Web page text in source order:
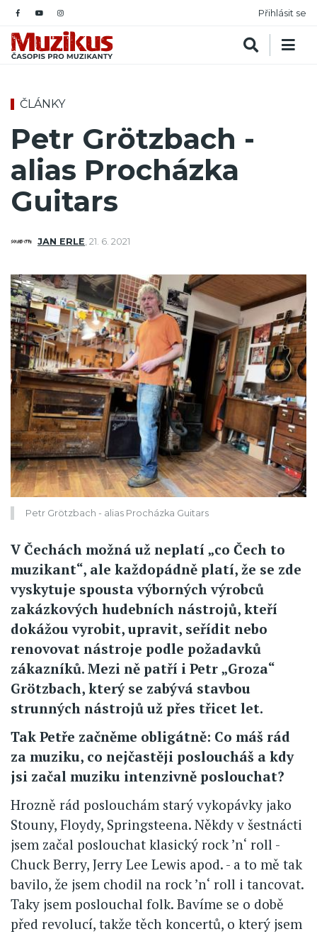
Přihlásit se
ČLÁNKY
Petr Grötzbach -
alias Procházka
Guitars
JAN ERLE 21. 6. 2021
Petr Grötzbach - alias Procházka Guitars
V Čechách možná už neplatí „co Čech to
muzikant“, ale každopádně platí, že se zde
vyskytuje spousta výborných výrobců
zakázkových hudebních nástrojů, kteří
dokážou vyrobit, upravit, seřídit nebo
renovovat nástroje podle požadavků
zákazníků. Mezi ně patří i Petr „Groza“
Grötzbach, který se zabývá stavbou
strunných nástrojů už přes třicet let.
Tak Petře začněme obligátně: Co máš rád
za muziku, co nejčastěji posloucháš a kdy
jsi začal muziku intenzivně poslouchat?
Hrozně rád poslouchám starý vykopávky jako
Stouny, Floydy, Springsteena. Někdy v šestnácti
jsem začal poslouchat klasický rock ’n‘ roll -
Chuck Berry, Jerry Lee Lewis apod. - a to mě tak
bavilo, že jsem chodil na rock ’n‘ roll i tancovat.
Taky jsem poslouchal folk. Bavíme se o době
před revolucí, takže těch koncertů, o který jsem